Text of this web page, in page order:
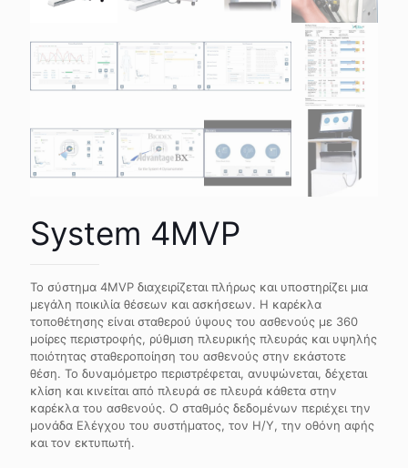
System 4MVP
Το σύστημα 4MVP διαχειρίζεται πλήρως και υποστηρίζει μια
μεγάλη ποικιλία θέσεων και ασκήσεων. Η καρέκλα
τοποθέτησης είναι σταθερού ύψους του ασθενούς με 360
μοίρες περιστροφής, ρύθμιση πλευρικής πλευράς και υψηλής
ποιότητας σταθεροποίηση του ασθενούς στην εκάστοτε
θέση. Το δυναμόμετρο περιστρέφεται, ανυψώνεται, δέχεται
κλίση και κινείται από πλευρά σε πλευρά κάθετα στην
καρέκλα του ασθενούς. Ο σταθμός δεδομένων περιέχει την
μονάδα Ελέγχου του συστήματος, τον Η/Υ, την οθόνη αφής
και τον εκτυπωτή.